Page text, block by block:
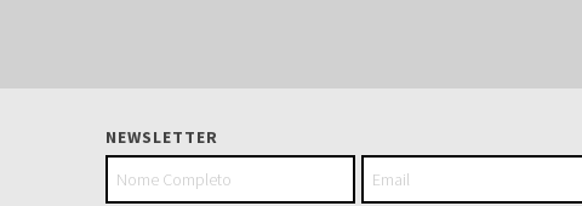
NEWSLETTER